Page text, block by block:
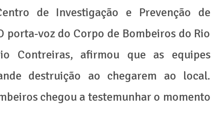
de Investigação e Prevenção de
porta-voz do Corpo de Bombeiros do Rio
Contreiras, afirmou que as equipes
destruição ao chegarem ao local.
chegou a testemunhar o momento